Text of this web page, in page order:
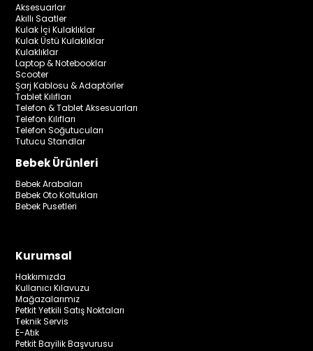
Aksesuarlar
Akıllı Saatler
Kulak İçi Kulaklıklar
Kulak Üstü Kulaklıklar
Kulaklıklar
Laptop & Notebooklar
Scooter
Şarj Kablosu & Adaptörler
Tablet Kılıfları
Telefon & Tablet Aksesuarları
Telefon Kılıfları
Telefon Soğutucuları
Tutucu Standlar
Bebek Ürünleri
Bebek Arabaları
Bebek Oto Koltukları
Bebek Pusetleri
Kurumsal
Hakkımızda
Kullanıcı Kılavuzu
Mağazalarımız
Petkit Yetkili Satış Noktaları
Teknik Servis
E-Atık
Petkit Bayilik Başvurusu